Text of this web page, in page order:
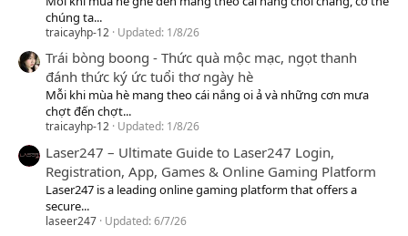
chúng ta...
traicayhp-12 Updated: 1/8/26
Trái bòng boong - Thức quà mộc mạc, ngọt thanh
đánh thức ký ức tuổi thơ ngày hè
Mỗi khi mùa hè mang theo cái nắng oi ả và những cơn mưa
chợt đến chợt...
traicayhp-12 Updated: 1/8/26
Laser247 – Ultimate Guide to Laser247 Login,
Registration, App, Games & Online Gaming Platform
Laser247 is a leading online gaming platform that offers a
secure...
laseer247 Updated:6/7/26